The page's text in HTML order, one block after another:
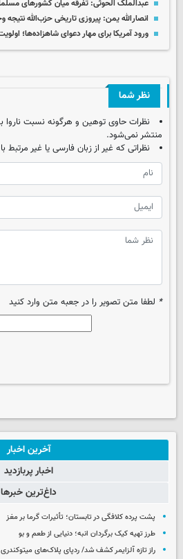
عبدالملک الحوثی: تفرقه میان کشورهای
انصارالله یمن: پیروزی تاریخی حزب‌الله
ورود آمریکا برای مهار دعوای شاهزاده‌ها؛
نظر شما
نظرات حاوی توهین و هرگونه نسبت
منتشر نمی‌شود.
نظراتی که غیر از زبان فارسی یا غیر
* لطفا متن تصویر را در جعبه متن وارد کنید
آخرین اخبار
اخبار پربازدید
داغ‌ترین خبرها
پشت پرده کلافگی در تابستان؛ تأثیرات گرما بر مغز
طرز تهیه کیک برگردان انبه؛ دنیایی از طعم و بو
راز تازه آلزایمر کشف شد/ ردپای پلاک‌های میتوکندری